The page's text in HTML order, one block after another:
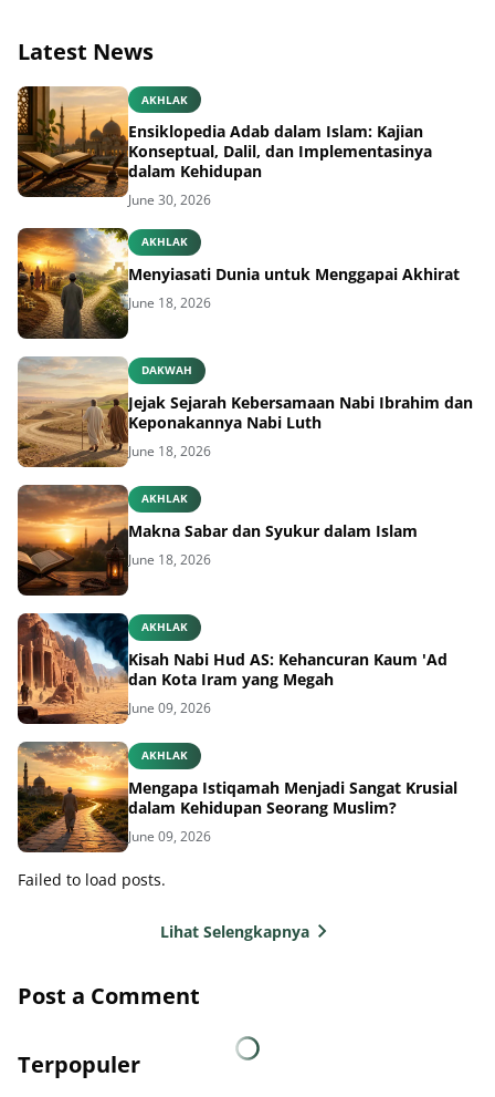
Latest News
AKHLAK
Ensiklopedia Adab dalam Islam: Kajian
Konseptual, Dalil, dan Implementasinya
dalam Kehidupan
June 30, 2026
AKHLAK
Menyiasati Dunia untuk Menggapai Akhirat
June 18, 2026
DAKWAH
Jejak Sejarah Kebersamaan Nabi Ibrahim dan
Keponakannya Nabi Luth
June 18, 2026
AKHLAK
Makna Sabar dan Syukur dalam Islam
June 18, 2026
AKHLAK
Kisah Nabi Hud AS: Kehancuran Kaum 'Ad
dan Kota Iram yang Megah
June 09, 2026
AKHLAK
Mengapa Istiqamah Menjadi Sangat Krusial
dalam Kehidupan Seorang Muslim?
June 09, 2026
Failed to load posts.
Lihat Selengkapnya
Post a Comment
Terpopuler